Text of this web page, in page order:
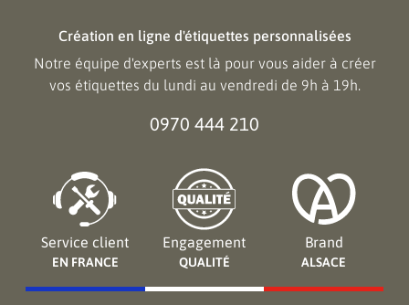
Création en ligne d'étiquettes personnalisées
Notre équipe d'experts est là pour vous aider à créer
vos étiquettes du lundi au vendredi de 9h à 19h.
0970 444 210
Service client
EN FRANCE
Engagement
QUALITÉ
Brand
ALSACE